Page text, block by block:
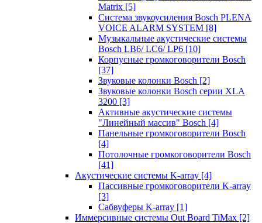
Matrix [5]
Система звукоусиления Bosch PLENA
VOICE ALARM SYSTEM [8]
Музыкальные акустические системы
Bosch LB6/ LC6/ LP6 [10]
Корпусные громкоговорители Bosch
[37]
Звуковые колонки Bosch [2]
Звуковые колонки Bosch серии XLA
3200 [3]
Активные акустические системы
"Линейный массив" Bosch [4]
Панельные громкоговорители Bosch
[4]
Потолочные громкоговорители Bosch
[41]
Акустические системы K-array [4]
Пассивные громкоговорители K-array
[3]
Сабвуферы K-array [1]
Иммерсивные системы Out Board TiMax [2]